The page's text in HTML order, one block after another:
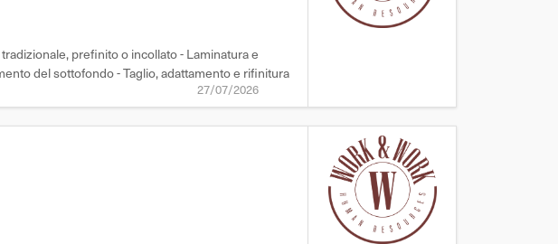
prefinito o incollato - Laminatura e
del sottofondo - Taglio, adattamento e rifinitura
27/07/2026